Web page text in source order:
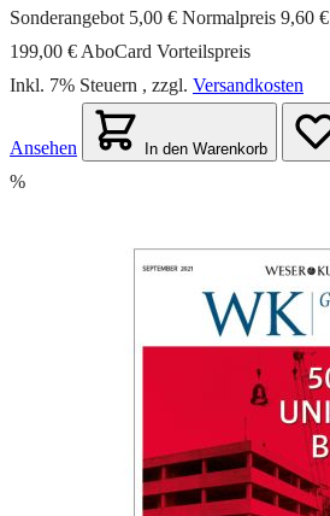
Sonderangebot 5,00 € Normalpreis 9,60 €
199,00 € AboCard Vorteilspreis
Inkl. 7% Steuern , zzgl. Versandkosten
Ansehen In den Warenkorb
%